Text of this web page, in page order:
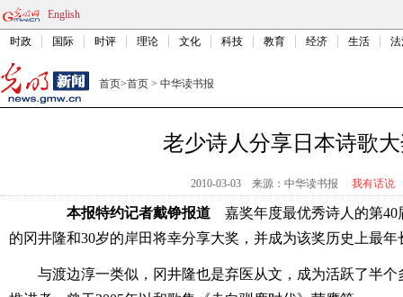
English
时政 国际 时评 理论 文化 科技 教育 经济 生活
首页>首页 > 中华读书报
老少诗人分享日本诗歌
2010-03-03 来源：中华读书报 我有话说
本报特约记者戴铮报道 嘉奖年度最优秀诗人的第
的冈井隆和30岁的岸田将幸分享大奖，并成为该奖历史上最
与渡边淳一类似，冈井隆也是弃医从文，成为活跃了半个